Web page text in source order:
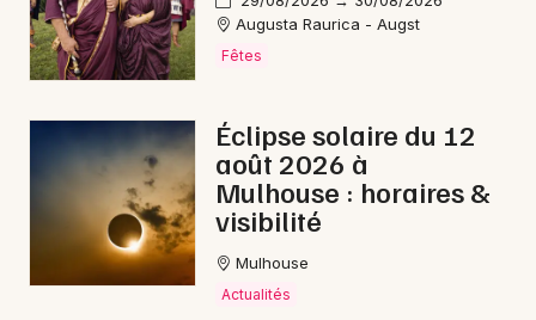
Augusta Raurica - Augst
Fêtes
Éclipse solaire du 12
août 2026 à
Mulhouse : horaires &
visibilité
Mulhouse
Actualités